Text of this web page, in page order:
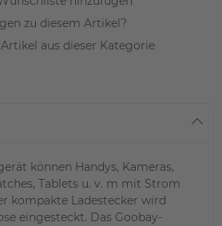
zu diesem Artikel?
aus dieser Kategorie
können Handys, Kameras,
Tablets u. v. m mit Strom
kompakte Ladestecker wird
eingesteckt. Das Goobay-